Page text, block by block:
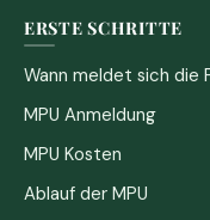
ERSTE SCHRITTE
Wann meldet sich die
MPU Anmeldung
MPU Kosten
Ablauf der MPU